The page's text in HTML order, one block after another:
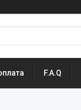
F.A.Q